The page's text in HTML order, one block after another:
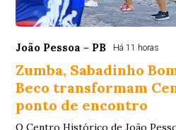
João Pessoa - PB Há 11 horas
Zumba, Sabadinho
Beco transformam
ponto de encontro
O Centro Histórico de João